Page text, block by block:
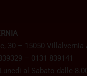
30 – 15050 Villalvernia
– 0131 839141
al Sabato dalle